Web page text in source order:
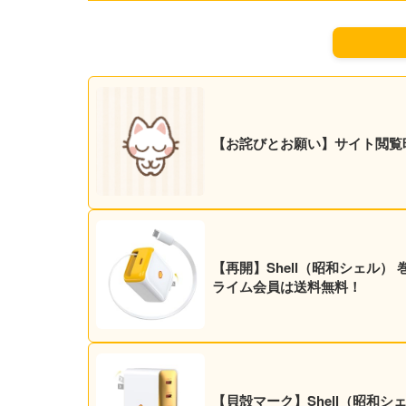
【お詫びとお願い】サイト閲
【再開】Shell（昭和シェル）
ライム会員は送料無料！
【貝殻マーク】Shell（昭和シ